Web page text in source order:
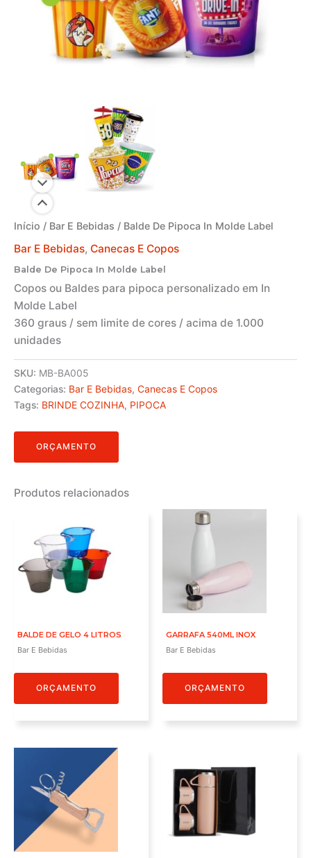
Início / Bar E Bebidas / Balde De Pipoca In Molde Label
Bar E Bebidas, Canecas E Copos
Balde De Pipoca In Molde Label
Copos ou Baldes para pipoca personalizado em In
Molde Label
360 graus / sem limite de cores / acima de 1.000
unidades
SKU: MB-BA005
Categorias: Bar E Bebidas, Canecas E Copos
Tags: BRINDE COZINHA, PIPOCA
ORÇAMENTO
Produtos relacionados
BALDE DE GELO 4 LITROS
Bar E Bebidas
ORÇAMENTO
GARRAFA 540ML INOX
Bar E Bebidas
ORÇAMENTO